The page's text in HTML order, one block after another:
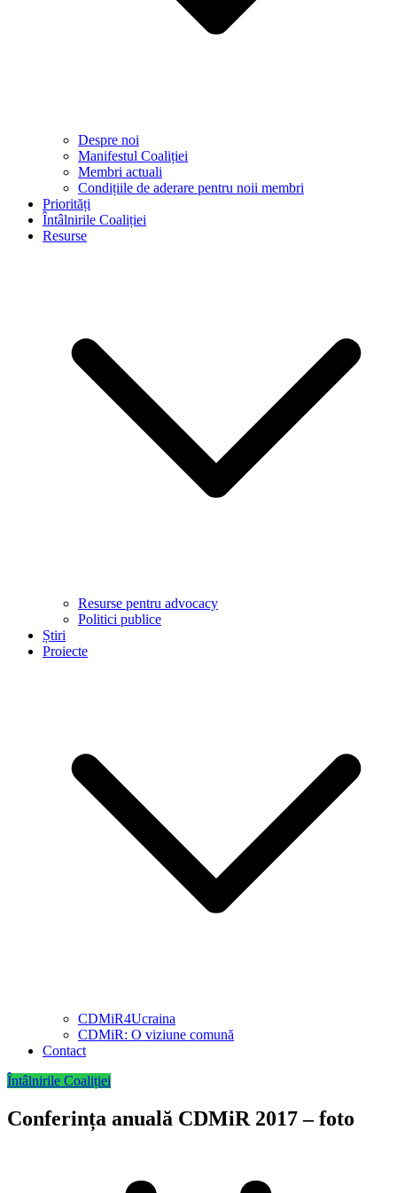
Despre noi
Manifestul Coaliției
Membri actuali
Condițiile de aderare pentru noii membri
Priorități
Întâlnirile Coaliției
Resurse
Resurse pentru advocacy
Politici publice
Știri
Proiecte
CDMiR4Ucraina
CDMiR: O viziune comună
Contact
Întâlnirile Coaliției
Conferința anuală CDMiR 2017 – foto